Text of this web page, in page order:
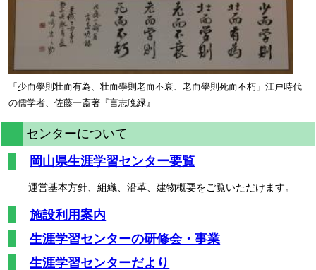
「少而學則壮而有為、壮而學則老而不衰、老而學則死而不朽」江戸時代
の儒学者、佐藤一斎著『言志晩緑』
センターについて
岡山県生涯学習センター要覧
運営基本方針、組織、沿革、建物概要をご覧いただけます。
施設利用案内
生涯学習センターの研修会・事業
生涯学習センターだより